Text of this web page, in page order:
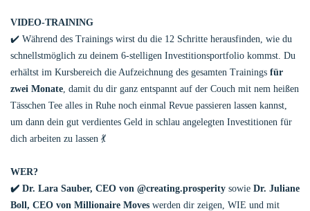
VIDEO-TRAINING
✔️ Während des Trainings wirst du die 12 Schritte herausfinden, wie du
schnellstmöglich zu deinem 6-stelligen Investitionsportfolio kommst. Du
erhältst im Kursbereich die Aufzeichnung des gesamten Trainings für
zwei Monate, damit du dir ganz entspannt auf der Couch mit nem heißen
Tässchen Tee alles in Ruhe noch einmal Revue passieren lassen kannst,
um dann dein gut verdientes Geld in schlau angelegten Investitionen für
dich arbeiten zu lassen 💃
WER?
✔️ Dr. Lara Sauber, CEO von @creating.prosperity sowie Dr. Juliane
Boll, CEO von Millionaire Moves werden dir zeigen, WIE und mit